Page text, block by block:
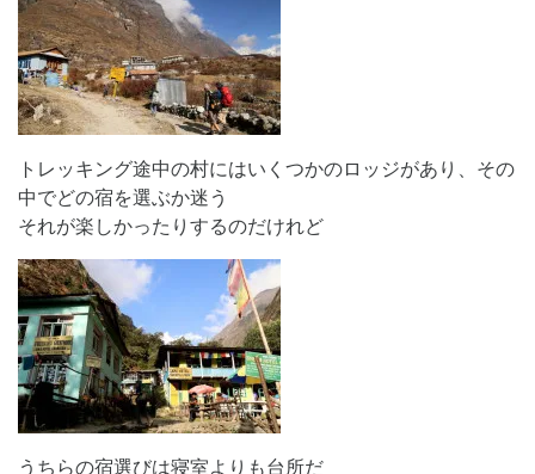
トレッキング途中の村にはいくつかのロッジがあり、その
中でどの宿を選ぶか迷う
それが楽しかったりするのだけれど
うちらの宿選びは寝室よりも台所だ